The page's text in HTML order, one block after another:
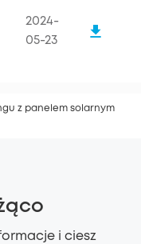
2024-
05-23
z panelem solarnym
i ciesz